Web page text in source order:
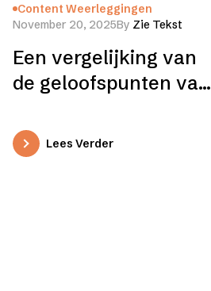
Content Weerleggingen
November 20, 2025By Zie Tekst
Een vergelijking van
de geloofspunten van
de Ahmadiyya
beweging
Lees Verder